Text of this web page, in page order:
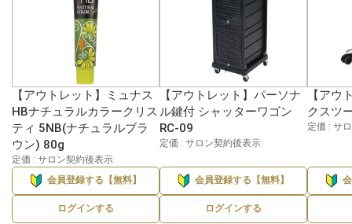
【アウトレット】ミュナス
HBナチュラルカラークリス
ティ 5NB(ナチュラルブラ
ウン) 80g
定価 : サロン契約後表示
会員登録する【無料】
ログインする
【アウトレット】パーソナ
ル鍵付 シャッターワゴン
RC-09
定価 : サロン契約後表示
会員登録する【無料】
ログインする
【アウ
クスツ
定価 : サ